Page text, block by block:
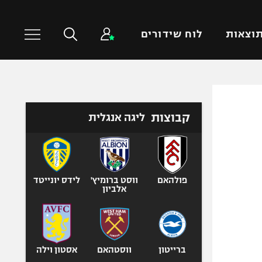
תוצאות לוח שידורים
טניס
כדוריד
כדורעף
שחייה
ג'ודו
אגרוף
ספורט אולימפי
קבוצות ליגה אנגלית
פולהאם
ווסט ברומיץ'
אלביון
לידס יונייטד
ברייטון ווסטהאם אסטון וילה